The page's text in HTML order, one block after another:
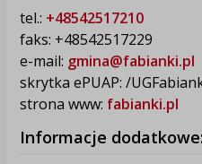
tel.: +48542517210
faks: +48542517229
e-mail: gmina@fabianki.pl
skrytka ePUAP: /
strona www: fabianki.pl
Informacje dodatkowe: